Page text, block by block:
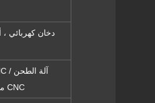
دخان كهربائي ،
CNC / مخرطة الدوران / القطع بالليزر / قاطع الأسلاك الكهربائية / آلة المشاركة CNC